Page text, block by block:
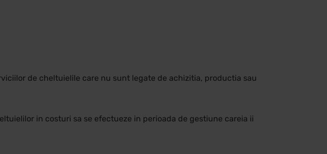
de cheltuielile care nu sunt legate de achizitia, productia sau
in costuri sa se efectueze in perioada de gestiune careia ii